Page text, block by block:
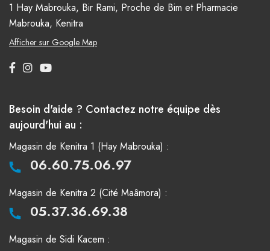
1 Hay Mabrouka, Bir Rami, Proche de Bim et Pharmacie
Mabrouka, Kenitra
Afficher sur Google Map
Besoin d'aide ? Contactez notre équipe dès
aujourd'hui au :
Magasin de Kenitra 1 (Hay Mabrouka) :
06.60.75.06.97
Magasin de Kenitra 2 (Cité Maâmora) :
05.37.36.69.38
Magasin de Sidi Kacem :